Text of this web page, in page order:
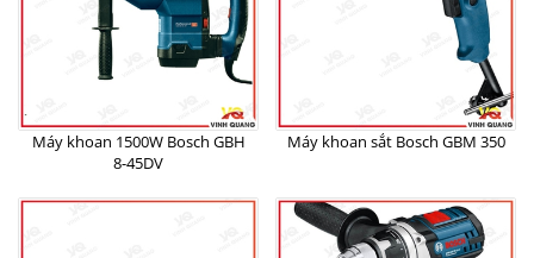
Máy khoan 1500W Bosch GBH
8-45DV
Máy khoan sắt Bosch GBM 350